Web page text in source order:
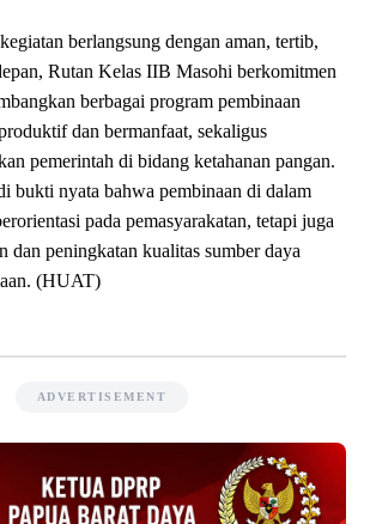
berlangsung dengan aman, tertib,
Rutan Kelas IIB Masohi berkomitmen
berbagai program pembinaan
dan bermanfaat, sekaligus
pemerintah di bidang ketahanan pangan.
bukti nyata bahwa pembinaan di dalam
pada pemasyarakatan, tetapi juga
dan peningkatan kualitas sumber daya
(HUAT)
ADVERTISEMENT